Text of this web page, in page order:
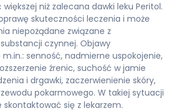
niż zalecana dawki leku Peritol.
skuteczności leczenia i może
niepożądane związane z
czynnej. Objawy
senność, nadmierne uspokojenie,
źrenic, suchość w jamie
i drgawki, zaczerwienienie skóry,
pokarmowego. W takiej sytuacji
skontaktować się z lekarzem.